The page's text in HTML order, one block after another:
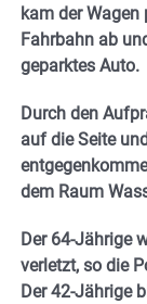
kam der
Fahrbahn ab
geparktes Auto.
Durch den
auf die Seite
dem Raum
Der 64-Jährige
verletzt, so die
Der 42-Jährige